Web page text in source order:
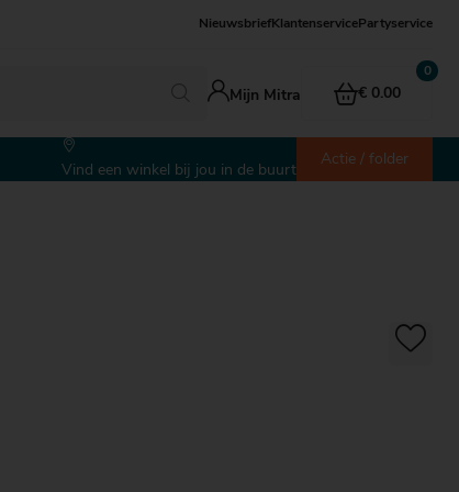
Nieuwsbrief KlantenservicePartyservice
Mijn Mitra € 0.00
Vind een winkel bij jou in de buurt
Actie / folder